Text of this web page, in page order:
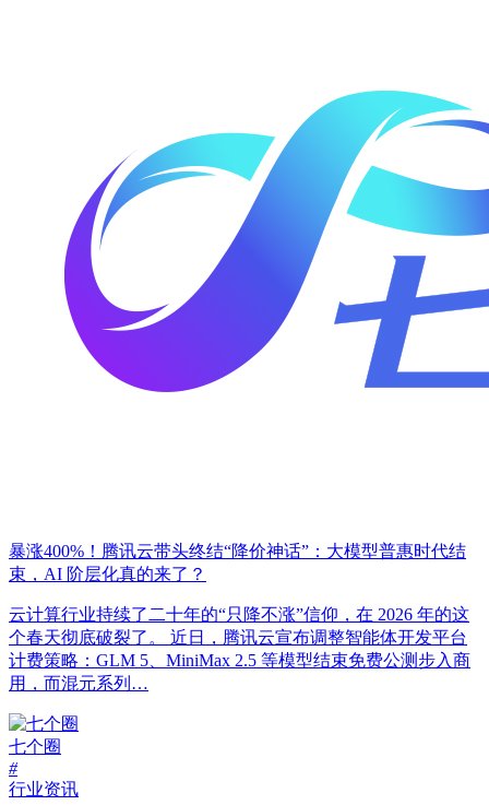
暴涨400%！腾讯云带头终结“降价神话”：大模型普惠时代结
束，AI 阶层化真的来了？
云计算行业持续了二十年的“只降不涨”信仰，在 2026 年的这
个春天彻底破裂了。 近日，腾讯云宣布调整智能体开发平台
计费策略：GLM 5、MiniMax 2.5 等模型结束免费公测步入商
用，而混元系列…
七个圈
#
行业资讯